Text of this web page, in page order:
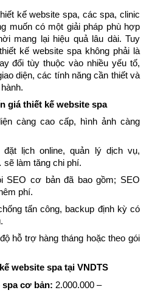
kế website spa, các spa, clinic
muốn có một giải pháp phù hợp
mang lại hiệu quả lâu dài. Tuy
kế website spa không phải là
đổi tùy thuộc vào nhiều yếu tố,
diện, các tính năng cần thiết và
giá thiết kế website spa
càng cao cấp, hình ảnh càng
lịch online, quản lý dịch vụ,
làm tăng chi phí.
SEO cơ bản đã bao gồm; SEO
phí.
tấn công, backup định kỳ có
hỗ trợ hàng tháng hoặc theo gói
website spa tại VNDTS
spa cơ bản: 2.000.000 –